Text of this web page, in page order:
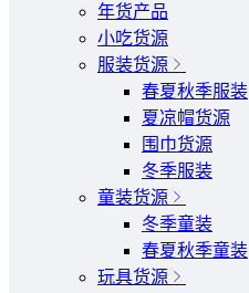
年货产品
小吃货源
服装货源
春夏秋季服装
夏凉帽货源
围巾货源
冬季服装
童装货源
冬季童装
春夏秋季童装
玩具货源